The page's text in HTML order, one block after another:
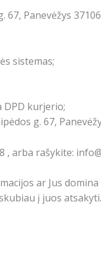
Panevėžys
sistemas;
DPD kurjerio;
g. 67,
, arba rašykite:
ar Jus
į juos atsakyti.